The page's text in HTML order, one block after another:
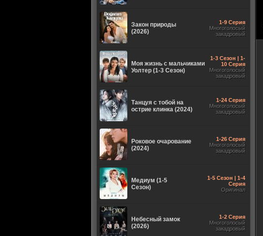
Закон природы
(2026)
1-9 Серия
Многоголосый
закадровый
Моя жизнь с мальчиками
Уолтер (1-3 Сезон)
1-3 Сезон | 1-
10 Серия
Многоголосый
закадровый
Танцуя с тобой на
острие клинка (2024)
1-24 Серия
Многоголосый
закадровый
Роковое очарование
(2024)
1-26 Серия
Многоголосый
закадровый
Медиум (1-5
Сезон)
1-5 Сезон | 1-4
Серия
Оригинал
Небесный замок
(2026)
1-2 Серия
Многоголосый
закадровый